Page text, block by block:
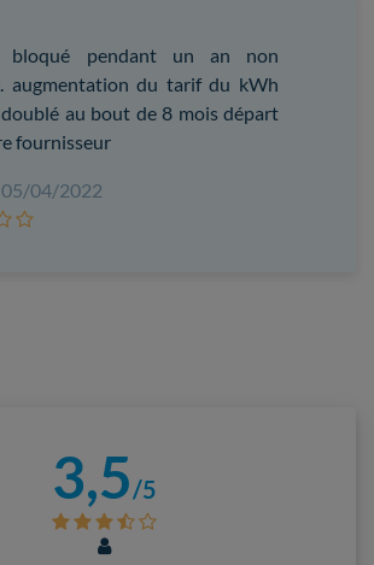
3,5/5
bloqué pendant un an non
augmentation du tarif du kWh
au bout de 8 mois départ
fournisseur
04/2022